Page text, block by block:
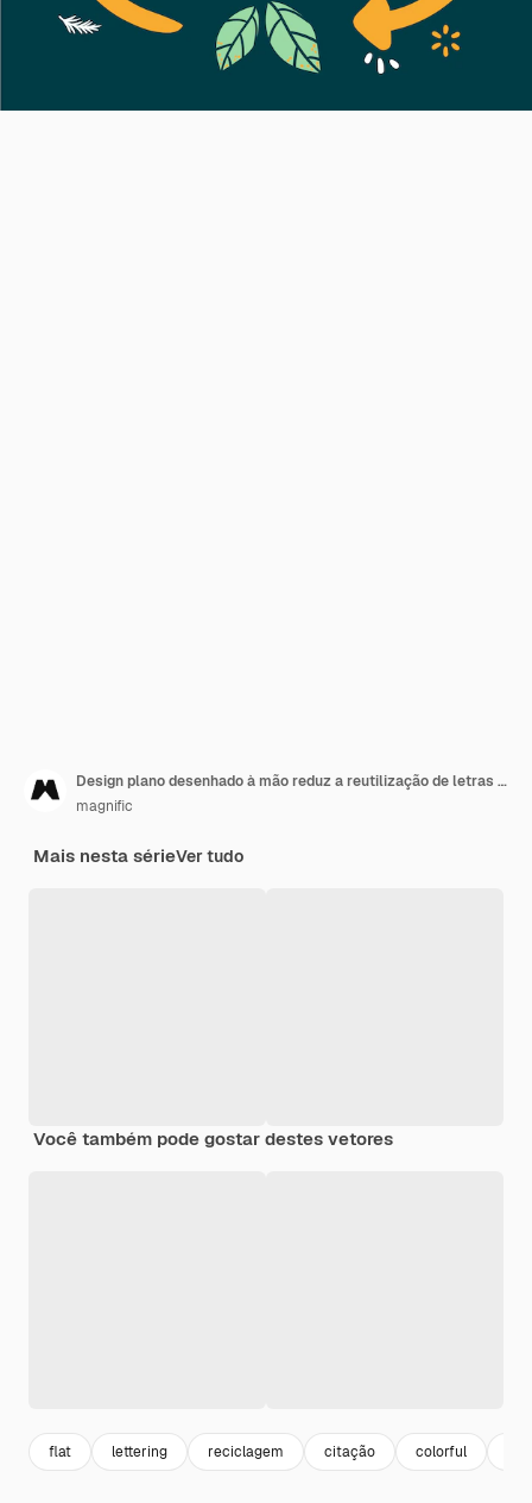
Design plano desenhado à mão reduz a reutilização de letras de reciclagem
magnific
Mais nesta sérieVer tudo
Você também pode gostar destes vetores
flat lettering reciclagem citação colorful